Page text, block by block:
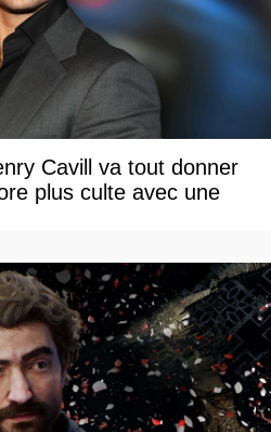
Cavill va tout donner
plus culte avec une